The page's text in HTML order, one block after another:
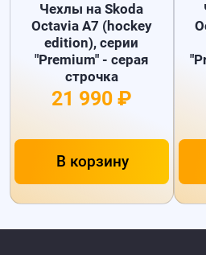
Чехлы на Skoda
Octavia A7 (hockey
edition), серии
"Premium" - серая
строчка
21 990 ₽
В корзину